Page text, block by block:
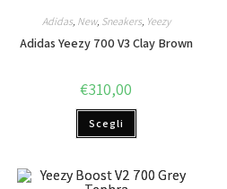
Adidas, New, Sneakers, Yeezy
Adidas Yeezy 700 V3 Clay Brown
€310,00
Scegli